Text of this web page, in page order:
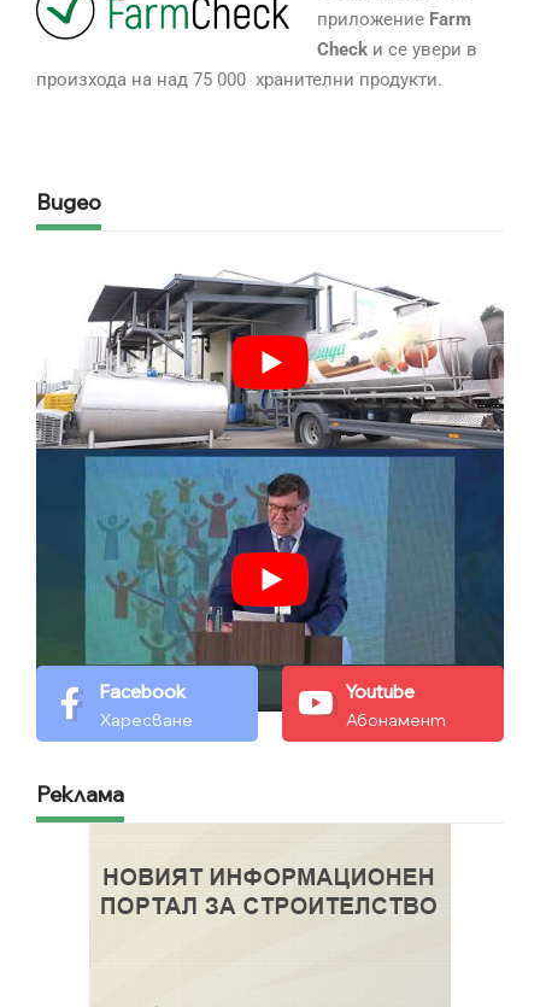
приложение Farm
Checkи се увери в
произхода на над 75 000 хранителни продукти.
Видео
Facebook
Харесване
Youtube
Абонамент
Реклама